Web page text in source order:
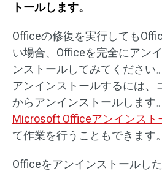
トールします。
Officeの修復を実行しても
い場合、Officeを完全にアン
ンストールしてみてください
アンインストールするには、
からアンインストールします
Microsoft Officeアンインスト
て作業を行うこともできます。
Officeをアンインストールし